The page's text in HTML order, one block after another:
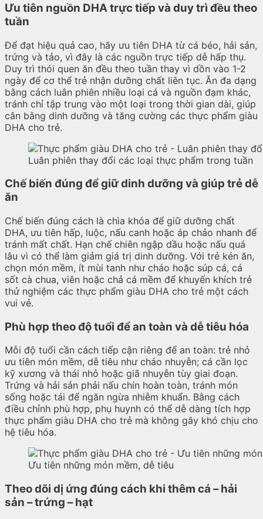
Ưu tiên nguồn DHA trực tiếp và duy trì đều theo
tuần
Để đạt hiệu quả cao, hãy ưu tiên DHA từ cá béo, hải sản,
trứng và tảo, vì đây là các nguồn trực tiếp dễ hấp thụ.
Duy trì thói quen ăn đều theo tuần thay vì dồn vào 1-2
ngày để cơ thể trẻ nhận dưỡng chất liên tục. Ăn đa dạng
bằng cách luân phiên nhiều loại cá và nguồn đạm khác,
tránh chỉ tập trung vào một loại trong thời gian dài, giúp
cân bằng dinh dưỡng và tăng cường các thực phẩm giàu
DHA cho trẻ.
Luân phiên thay đổi các loại thực phẩm trong tuần
Chế biến đúng để giữ dinh dưỡng và giúp trẻ dễ
ăn
Chế biến đúng cách là chìa khóa để giữ dưỡng chất
DHA, ưu tiên hấp, luộc, nấu canh hoặc áp chảo nhanh để
tránh mất chất. Hạn chế chiên ngập dầu hoặc nấu quá
lâu vì có thể làm giảm giá trị dinh dưỡng. Với trẻ kén ăn,
chọn món mềm, ít mùi tanh như cháo hoặc súp cá, cá
sốt cà chua, viên hoặc chả cá mềm để khuyến khích trẻ
thử nghiệm các thực phẩm giàu DHA cho trẻ một cách
vui vẻ.
Phù hợp theo độ tuổi để an toàn và dễ tiêu hóa
Mỗi độ tuổi cần cách tiếp cận riêng để an toàn: trẻ nhỏ
ưu tiên món mềm, dễ tiêu như cháo nhuyễn; cá cần lọc
kỹ xương và thái nhỏ hoặc giã nhuyễn tùy giai đoạn.
Trứng và hải sản phải nấu chín hoàn toàn, tránh món
sống hoặc tái để ngăn ngừa nhiễm khuẩn. Bằng cách
điều chỉnh phù hợp, phụ huynh có thể dễ dàng tích hợp
thực phẩm giàu DHA cho trẻ mà không gây khó chịu cho
hệ tiêu hóa.
Ưu tiên những món mềm, dễ tiêu
Theo dõi dị ứng đúng cách khi thêm cá – hải
sản – trứng – hạt